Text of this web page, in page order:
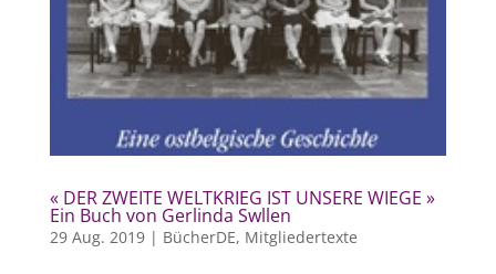
« DER ZWEITE WELTKRIEG IST UNSERE WIEGE »
Ein Buch von Gerlinda Swllen
29 Aug. 2019| BücherDE, Mitgliedertexte